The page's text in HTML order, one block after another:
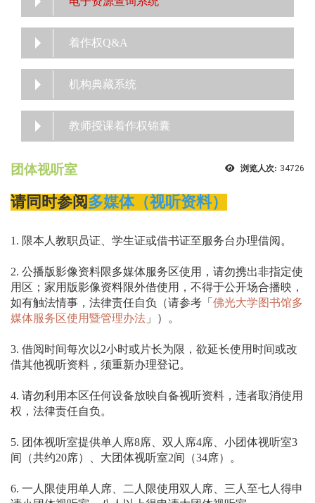
着作权Q&A
机构典藏系统
教师授课着作权锦囊
浏览人次: 34726
团体视听室
请同时参阅多媒体（视听资料）
1. 限本人教职员证、学生证或借书证至服务台办理借阅。
2. 公播版影像资料限多媒体服务区使用，请勿携出非指定使
用区；家用版影像资料限外借使用，不得于公开场合播映，
如有触法情事，法律责任自负（请参考「 佛光大学图书馆多
媒体服务区使用暨管理办法 」）。
3. 借阅时间每次以2小时或片长为限，欲延长使用时间或改
借其他视听资料，须重新办理登记。
4. 请勿利用本区任何设备放映自备视听资料，违者取消使用
权，法律责任自负。
5. 团体视听室提供单人席8席、双人席4席、小团体视听室3
间（共约20席）、大团体视听室2间（34席）。
6. 一人限使用单人席、二人限使用双人席、三人至七人得申